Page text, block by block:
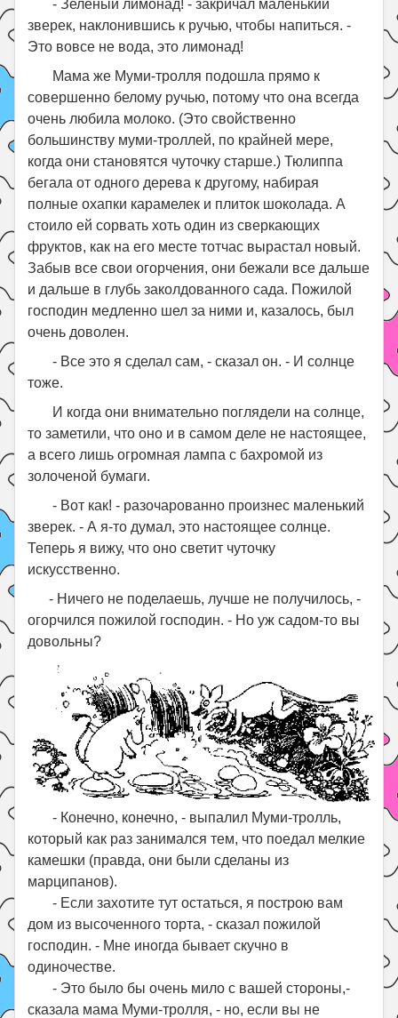
- Зеленый лимонад! - закричал маленький
зверек, наклонившись к ручью, чтобы напиться. -
Это вовсе не вода, это лимонад!
Мама же Муми-тролля подошла прямо к
совершенно белому ручью, потому что она всегда
очень любила молоко. (Это свойственно
большинству муми-троллей, по крайней мере,
когда они становятся чуточку старше.) Тюлиппа
бегала от одного дерева к другому, набирая
полные охапки карамелек и плиток шоколада. А
стоило ей сорвать хоть один из сверкающих
фруктов, как на его месте тотчас вырастал новый.
Забыв все свои огорчения, они бежали все дальше
и дальше в глубь заколдованного сада. Пожилой
господин медленно шел за ними и, казалось, был
очень доволен.
- Все это я сделал сам, - сказал он. - И солнце
тоже.
И когда они внимательно поглядели на солнце,
то заметили, что оно и в самом деле не настоящее,
а всего лишь огромная лампа с бахромой из
золоченой бумаги.
- Вот как! - разочарованно произнес маленький
зверек. - А я-то думал, это настоящее солнце.
Теперь я вижу, что оно светит чуточку
искусственно.
- Ничего не поделаешь, лучше не получилось, -
огорчился пожилой господин. - Но уж садом-то вы
довольны?
- Конечно, конечно, - выпалил Муми-тролль,
который как раз занимался тем, что поедал мелкие
камешки (правда, они были сделаны из
марципанов).
- Если захотите тут остаться, я построю вам
дом из высоченного торта, - сказал пожилой
господин. - Мне иногда бывает скучно в
одиночестве.
- Это было бы очень мило с вашей стороны,-
сказала мама Муми-тролля, - но, если вы не